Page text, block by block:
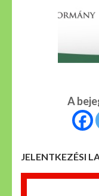
A
JELENTKEZÉSI